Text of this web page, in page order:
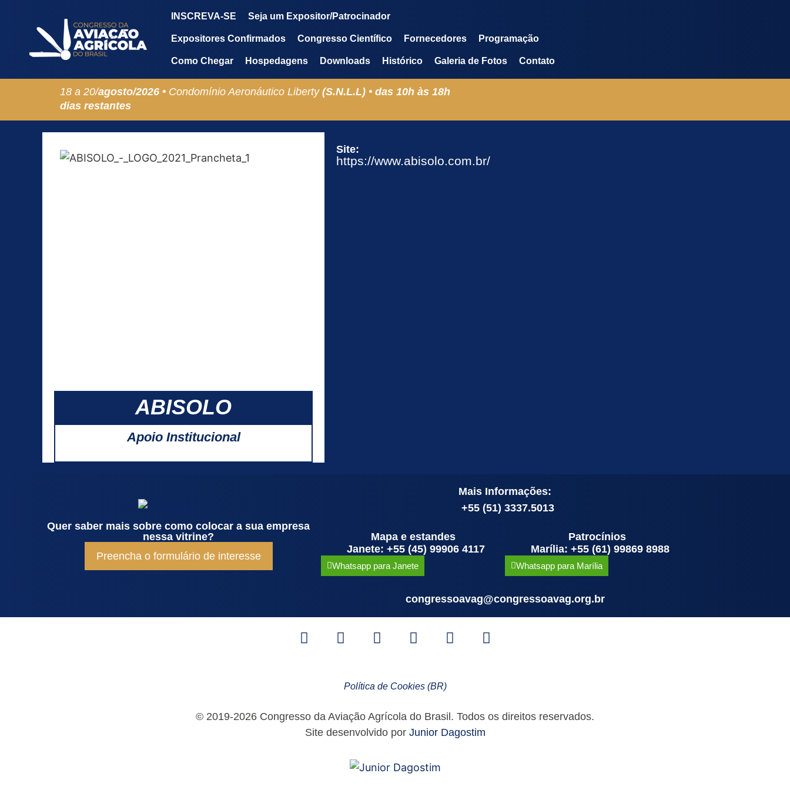
INSCREVA-SE Seja um Expositor/Patrocinador
Expositores Confirmados Congresso Científico Fornecedores Programação
Como Chegar Hospedagens Downloads Histórico Galeria de Fotos Contato
18 a 20/agosto/2026 • Condomínio Aeronáutico Liberty (S.N.L.L) • das 10h às 18h
dias restantes
ABISOLO
Apoio Institucional
Site:
https://www.abisolo.com.br/
Quer saber mais sobre como colocar a sua empresa
nessa vitrine?
Preencha o formulário de interesse
Mais Informações:
+55 (51) 3337.5013
Mapa e estandes
Janete: +55 (45) 99906 4117
Whatsapp para Janete
Patrocínios
Marília: +55 (61) 99869 8988
Whatsapp para Marília
congressoavag@congressoavag.org.br
Política de Cookies (BR)
© 2019-2026 Congresso da Aviação Agrícola do Brasil. Todos os direitos reservados.
Site desenvolvido por Junior Dagostim